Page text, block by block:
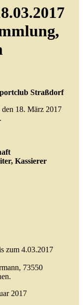
Straßdorf
den 18. März 2017
Kassierer
zum 4.03.2017
73550
2017